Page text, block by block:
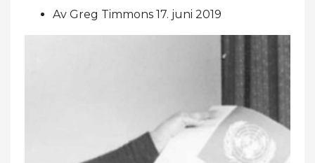
Av Greg Timmons 17. juni 2019